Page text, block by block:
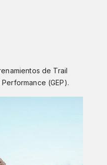
de Trail
(GEP).